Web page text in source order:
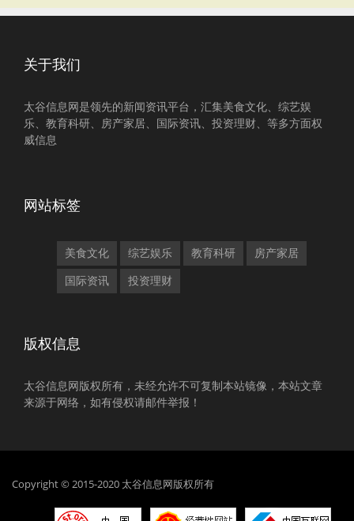
关于我们
太谷信息网是领先的新闻资讯平台，汇集美食文化、综艺娱
乐、教育科研、房产家居、国际资讯、投资理财、等多方面权
威信息
网站标签
美食文化 综艺娱乐 教育科研 房产家居
国际资讯 投资理财
版权信息
太谷信息网版权所有，未经允许不可复制本站镜像，本站文章
来源于网络，如有侵权请邮件举报！
Copyright © 2015-2020 太谷信息网版权所有